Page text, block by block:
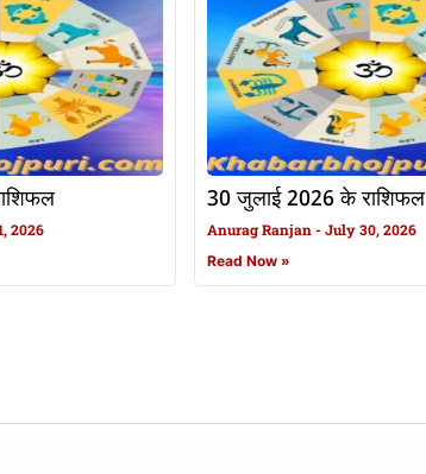
2026
30 जुलाई 2026 के राशिफल
Anurag Ranjan July 30, 2026
Read Now »